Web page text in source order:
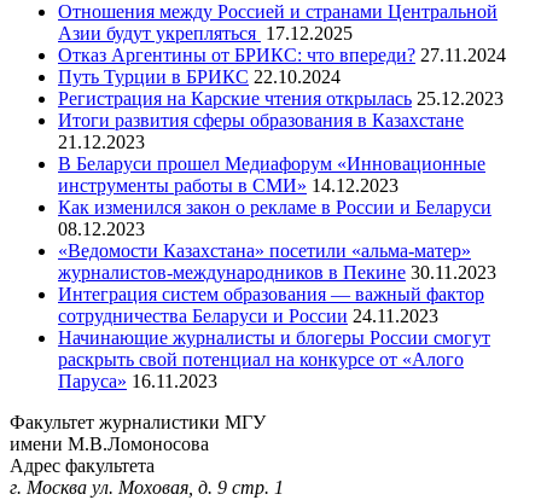
Отношения между Россией и странами Центральной
Азии будут укрепляться 17.12.2025
Отказ Аргентины от БРИКС: что впереди? 27.11.2024
Путь Турции в БРИКС 22.10.2024
Регистрация на Карские чтения открылась 25.12.2023
Итоги развития сферы образования в Казахстане
21.12.2023
В Беларуси прошел Медиафорум «Инновационные
инструменты работы в СМИ» 14.12.2023
Как изменился закон о рекламе в России и Беларуси
08.12.2023
«Ведомости Казахстана» посетили «альма-матер»
журналистов-международников в Пекине 30.11.2023
Интеграция систем образования — важный фактор
сотрудничества Беларуси и России 24.11.2023
Начинающие журналисты и блогеры России смогут
раскрыть свой потенциал на конкурсе от «Алого
Паруса» 16.11.2023
Факультет журналистики МГУ
имени М.В.Ломоносова
Адрес факультета
г. Москва ул. Моховая, д. 9 стр. 1